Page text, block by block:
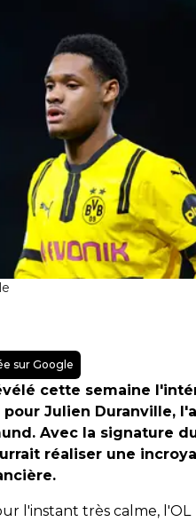
sur Google
cette semaine
Julien Duranville,
Avec la signature
réaliser une
l'instant très calme, l'OL